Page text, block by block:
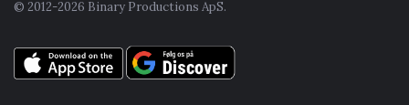
© 2012-2026 Binary Productions ApS.